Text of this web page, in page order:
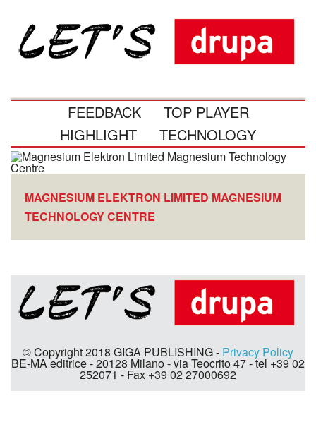
FEEDBACK
TOP PLAYER
HIGHLIGHT
TECHNOLOGY
MAGNESIUM ELEKTRON LIMITED MAGNESIUM
TECHNOLOGY CENTRE
© Copyright 2018 GIGA PUBLISHING - Privacy Policy
BE-MA editrice - 20128 Milano - via Teocrito 47 - tel +39 02
252071 - Fax +39 02 27000692